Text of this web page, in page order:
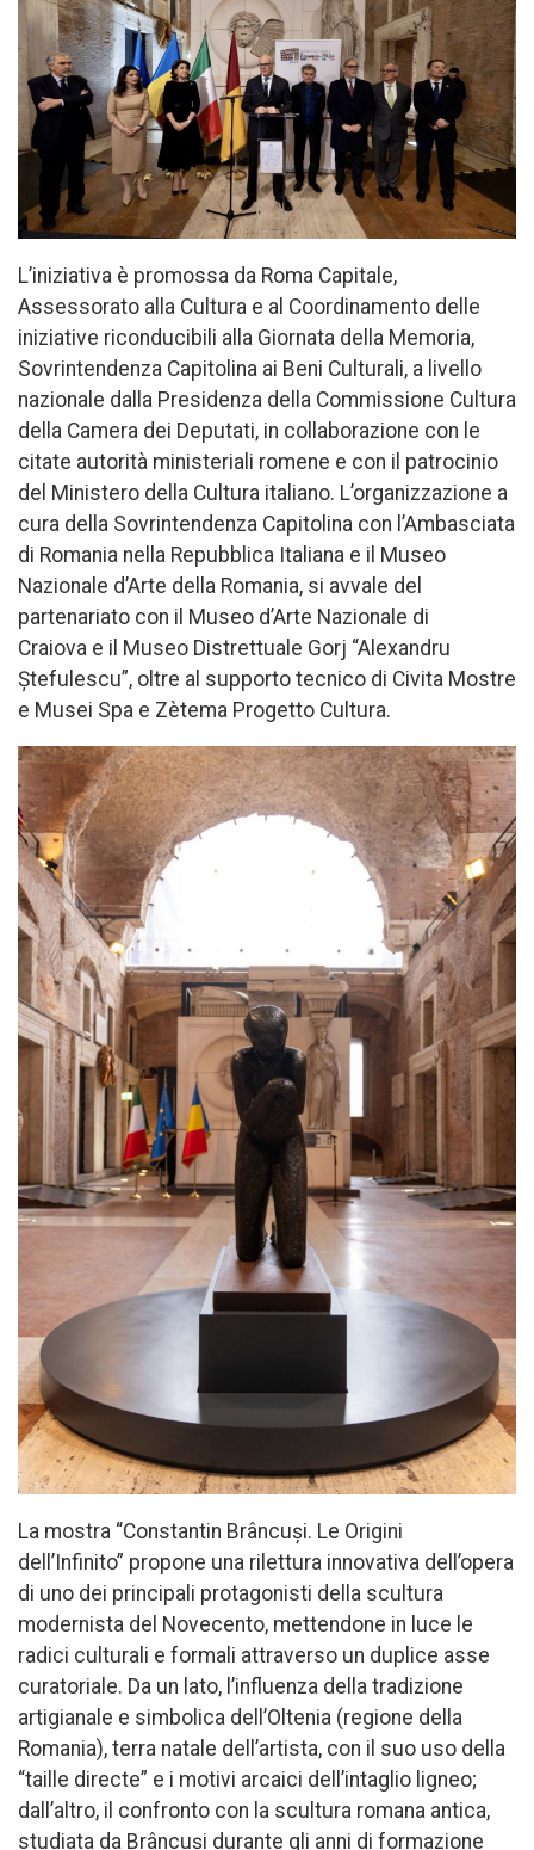
L’iniziativa è promossa da Roma Capitale,
Assessorato alla Cultura e al Coordinamento delle
iniziative riconducibili alla Giornata della Memoria,
Sovrintendenza Capitolina ai Beni Culturali, a livello
nazionale dalla Presidenza della Commissione Cultura
della Camera dei Deputati, in collaborazione con le
citate autorità ministeriali romene e con il patrocinio
del Ministero della Cultura italiano. L’organizzazione a
cura della Sovrintendenza Capitolina con l’Ambasciata
di Romania nella Repubblica Italiana e il Museo
Nazionale d’Arte della Romania, si avvale del
partenariato con il Museo d’Arte Nazionale di
Craiova e il Museo Distrettuale Gorj “Alexandru
Ștefulescu”, oltre al supporto tecnico di Civita Mostre
e Musei Spa e Zètema Progetto Cultura.
La mostra “Constantin Brâncuși. Le Origini
dell’Infinito” propone una rilettura innovativa dell’opera
di uno dei principali protagonisti della scultura
modernista del Novecento, mettendone in luce le
radici culturali e formali attraverso un duplice asse
curatoriale. Da un lato, l’influenza della tradizione
artigianale e simbolica dell’Oltenia (regione della
Romania), terra natale dell’artista, con il suo uso della
“taille directe” e i motivi arcaici dell’intaglio ligneo;
dall’altro, il confronto con la scultura romana antica,
studiata da Brâncuși durante gli anni di formazione